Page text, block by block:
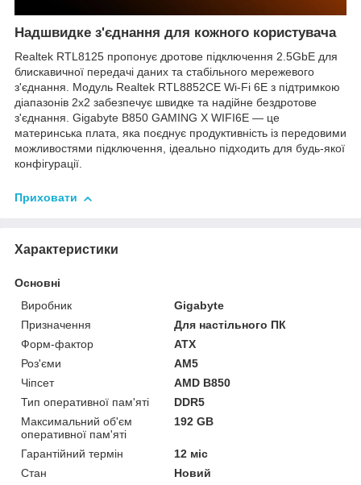
Надшвидке з'єднання для кожного користувача
Realtek RTL8125 пропонує дротове підключення 2.5GbE для
блискавичної передачі даних та стабільного мережевого
з'єднання. Модуль Realtek RTL8852CE Wi-Fi 6E з підтримкою
діапазонів 2x2 забезпечує швидке та надійне бездротове
з'єднання. Gigabyte B850 GAMING X WIFI6E — це
материнська плата, яка поєднує продуктивність із передовими
можливостями підключення, ідеально підходить для будь-якої
конфігурації.
Приховати
Характеристики
Основні
Виробник
Gigabyte
Призначення
Для настільного ПК
Форм-фактор
ATX
Роз'єми
AM5
Чіпсет
AMD B850
Тип оперативної пам'яті
DDR5
Максимальний об'єм
оперативної пам'яті
192 GB
Гарантійний термін
12 міс
Стан
Новий